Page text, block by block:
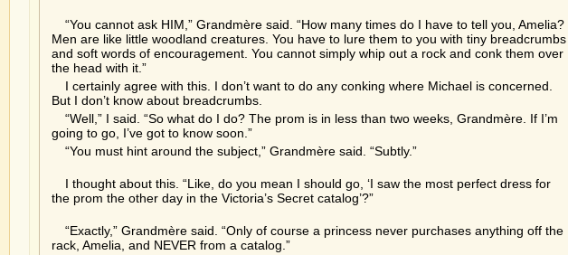
“You cannot ask HIM,” Grandmère said. “How many times do I have to tell you, Amelia?
Men are like little woodland creatures. You have to lure them to you with tiny breadcrumbs
and soft words of encouragement. You cannot simply whip out a rock and conk them over
the head with it.”
I certainly agree with this. I don’t want to do any conking where Michael is concerned.
But I don’t know about breadcrumbs.
“Well,” I said. “So what do I do? The prom is in less than two weeks, Grandmère. If I’m
going to go, I’ve got to know soon.”
“You must hint around the subject,” Grandmère said. “Subtly.”
I thought about this. “Like, do you mean I should go, ‘I saw the most perfect dress for
the prom the other day in the Victoria’s Secret catalog’?”
“Exactly,” Grandmère said. “Only of course a princess never purchases anything off the
rack, Amelia, and NEVER from a catalog.”